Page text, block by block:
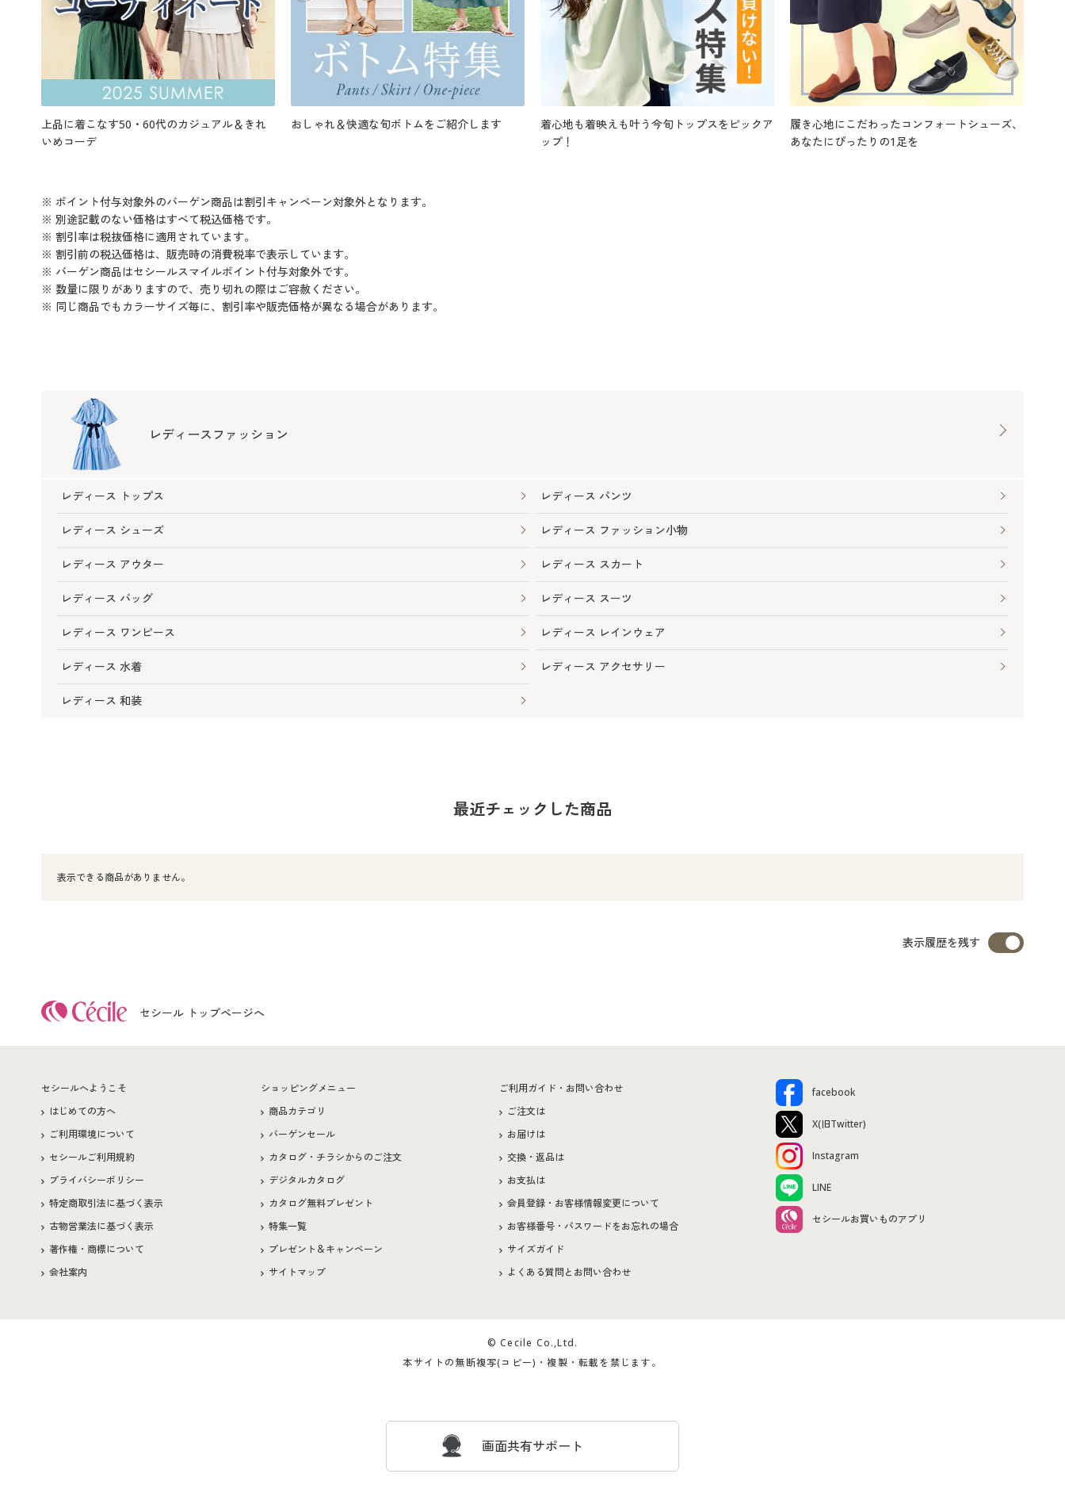
上品に着こなす50・60代のカジュアル＆きれ
いめコーデ
おしゃれ＆快適な旬ボトムをご紹介します
着心地も着映えも叶う今旬トップスをピックア
ップ！
履き心地にこだわったコンフォートシューズ、
あなたにぴったりの1足を
※ ポイント付与対象外のバーゲン商品は割引キャンペーン対象外となります。
※ 別途記載のない価格はすべて税込価格です。
※ 割引率は税抜価格に適用されています。
※ 割引前の税込価格は、販売時の消費税率で表示しています。
※ バーゲン商品はセシールスマイルポイント付与対象外です。
※ 数量に限りがありますので、売り切れの際はご容赦ください。
※ 同じ商品でもカラーサイズ毎に、割引率や販売価格が異なる場合があります。
レディースファッション
レディース トップス レディース パンツ
レディース シューズ レディース ファッション小物
レディース アウター レディース スカート
レディース バッグ レディース スーツ
レディース ワンピース レディース レインウェア
レディース 水着 レディース アクセサリー
レディース 和装
最近チェックした商品
表示できる商品がありません。
表示履歴を残す
セシール トップページへ
セシールへようこそ
はじめての方へ
ご利用環境について
セシールご利用規約
プライバシーポリシー
特定商取引法に基づく表示
古物営業法に基づく表示
著作権・商標について
会社案内
ショッピングメニュー
商品カテゴリ
バーゲンセール
カタログ・チラシからのご注文
デジタルカタログ
カタログ無料プレゼント
特集一覧
プレゼント＆キャンペーン
サイトマップ
ご利用ガイド・お問い合わせ
ご注文は
お届けは
交換・返品は
お支払は
会員登録・お客様情報変更について
お客様番号・パスワードをお忘れの場合
サイズガイド
よくある質問とお問い合わせ
facebook
X(旧Twitter)
Instagram
LINE
セシールお買いものアプリ
© Cecile Co.,Ltd.
本サイトの無断複写(コピー)・複製・転載を禁じます。
画面共有サポート